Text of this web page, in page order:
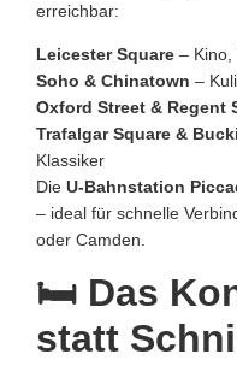
erreichbar:
Leicester Square – Kino,
Soho & Chinatown –
Oxford Street & Regent
Trafalgar Square &
Klassiker
Die U-Bahnstation
– ideal für schnelle
oder Camden.
🛏️ Das
statt